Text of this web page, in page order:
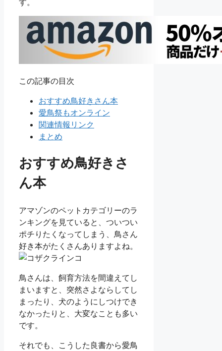
この記事の目次
おすすめ鳥好きさん本
愛鳥祭もオンライン
関連情報リンク
まとめ
おすすめ鳥好きさ
ん本
アマゾンのペットカテゴリーのラ
ンキングを見ていると、ついつい
ポチりたくなってしまう、鳥さん
好き本がたくさんありますよね。
鳥さんは、飼育方法を間違えてし
まいますと、突然さよならしてし
まったり、犬のようにしつけでき
なかったりと、大変なことも多い
です。
それでも、こうした良書から愛鳥